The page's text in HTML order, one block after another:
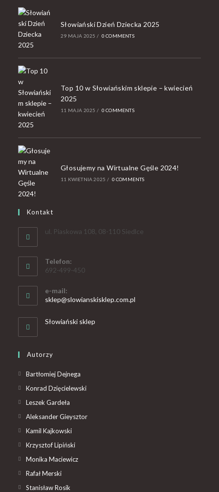
Słowiański Dzień Dziecka 2025
29 MAJA 2025 / 0 COMMENTS
Top 10 w Słowiańskim sklepie – kwiecień
2025
11 MAJA 2025 / 0 COMMENTS
Głosujemy na Wirtualne Gęśle 2024!
11 KWIETNIA 2025 / 0 COMMENTS
Kontakt
ul. Piaskowa 108, 08-110 Siedlce
Telefon:
692-499-450
e-mail:
sklep@slowianskisklep.com.pl
Słowiański sklep
Autorzy
Bartłomiej Dejnega
Konrad Dzięcielewski
Leszek Gardeła
Aleksander Gieysztor
Kamil Kajkowski
Krzysztof Lipiński
Monika Maciewicz
Rafał Merski
Stanisław Rosik